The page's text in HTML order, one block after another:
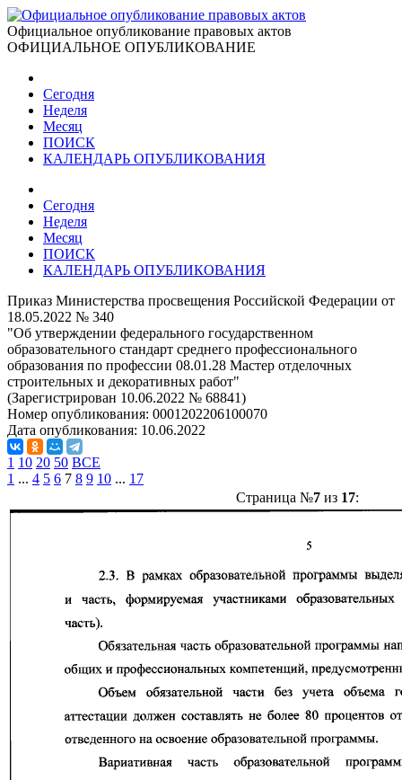
Официальное опубликование правовых актов
ОФИЦИАЛЬНОЕ ОПУБЛИКОВАНИЕ
Сегодня
Неделя
Месяц
ПОИСК
КАЛЕНДАРЬ ОПУБЛИКОВАНИЯ
Сегодня
Неделя
Месяц
ПОИСК
КАЛЕНДАРЬ ОПУБЛИКОВАНИЯ
Приказ Министерства просвещения Российской Федерации от
18.05.2022 № 340
"Об утверждении федерального государственном
образовательного стандарт среднего профессионального
образования по профессии 08.01.28 Мастер отделочных
строительных и декоративных работ"
(Зарегистрирован 10.06.2022 № 68841)
Номер опубликования: 0001202206100070
Дата опубликования: 10.06.2022
1 10 20 50 ВСЕ
1 ... 4 5 6 7 8 9 10 ... 17
Страница №7из 17: